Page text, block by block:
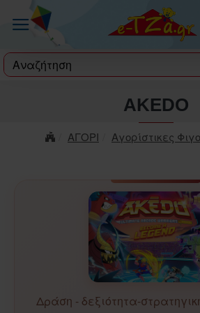
label
ΑΓΟΡΙ Αγορίστικες
AKEDO
Δράση - δεξιότητα-